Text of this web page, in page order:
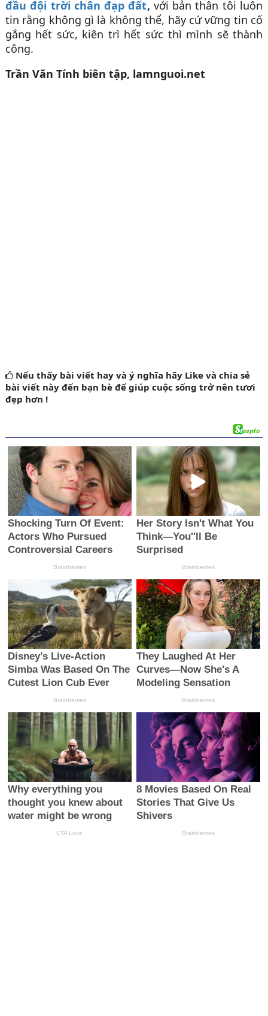
đầu đội trời chân đạp đất, với bản thân tôi luôn
tin rằng không gì là không thể, hãy cứ vững tin cố
gắng hết sức, kiên trì hết sức thì mình sẽ thành
công.
Trần Văn Tính biên tập, lamnguoi.net
Nếu thấy bài viết hay và ý nghĩa hãy Like và chia sẻ
bài viết này đến bạn bè để giúp cuộc sống trở nên tươi
đẹp hơn !